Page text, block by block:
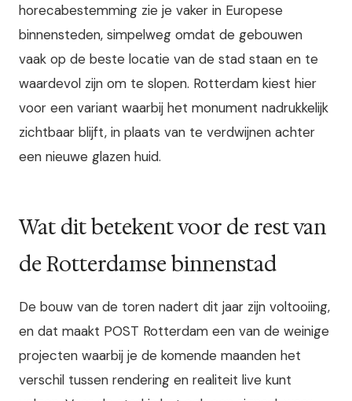
horecabestemming zie je vaker in Europese
binnensteden, simpelweg omdat de gebouwen
vaak op de beste locatie van de stad staan en te
waardevol zijn om te slopen. Rotterdam kiest hier
voor een variant waarbij het monument nadrukkelijk
zichtbaar blijft, in plaats van te verdwijnen achter
een nieuwe glazen huid.
Wat dit betekent voor de rest van
de Rotterdamse binnenstad
De bouw van de toren nadert dit jaar zijn voltooiing,
en dat maakt POST Rotterdam een van de weinige
projecten waarbij je de komende maanden het
verschil tussen rendering en realiteit live kunt